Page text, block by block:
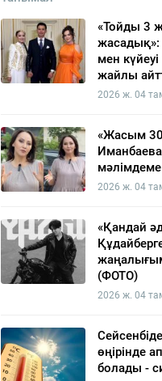
«Тойды 3
жасадық»:
мен
жайлы
2026 ж. 04
«Жасым
Иманбаева
2026 ж. 04
«Қандай
(ФОТО)
2026 ж. 04
өңірінде
болады -